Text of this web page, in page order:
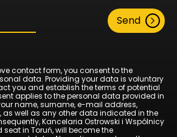
Send
contact form, you consent to the
data. Providing your data is voluntary
you and establish the terms of potential
applies to the personal data provided in
name, surname, e-mail address,
well as any other data indicated in the
Kancelaria Ostrowski i Wspólnicy
seat in Toruń, will become the